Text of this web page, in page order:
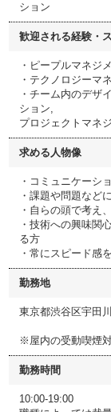
ション
歓迎される経験・
・ピープルマネジ
・テクノロジーマ
・チーム内のデザ
ション,
プロジェクトマネ
求める人物像
・コミュニケーシ
・課題や問題など
・自らの頭で考え
・技術への興味関
る方
・常にスピード感
勤務地
東京都渋谷区宇田
※屋内の受動喫煙
勤務時間
10:00-19:00